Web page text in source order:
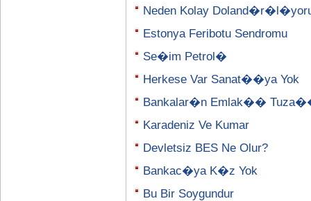
Neden Kolay
Estonya Feribotu Sendromu
Se�im Petrol�
Herkese Var Sanat��ya Yok
Bankalar�n Emlak��
Karadeniz Ve Kumar
Devletsiz BES Ne Olur?
Bankac�ya K�z Yok
Bu Bir Soygundur